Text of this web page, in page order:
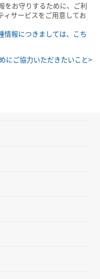
をお守りするために、ご利
ィサービスをご用意してお
情報につきましては、こち
にご協力いただきたいこと>